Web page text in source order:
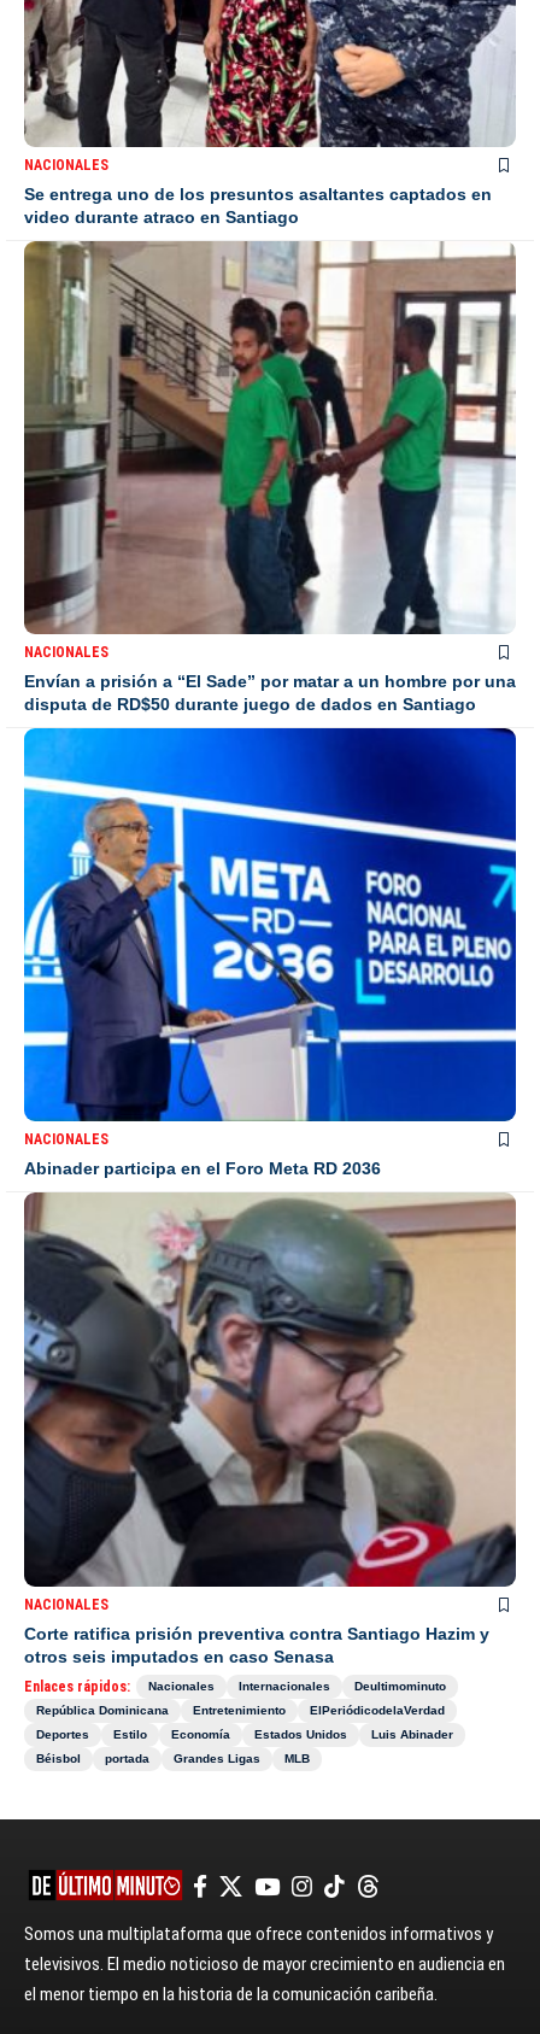
NACIONALES
Se entrega uno de los presuntos asaltantes captados en
video durante atraco en Santiago
NACIONALES
Envían a prisión a “El Sade” por matar a un hombre por una
disputa de RD$50 durante juego de dados en Santiago
NACIONALES
Abinader participa en el Foro Meta RD 2036
NACIONALES
Corte ratifica prisión preventiva contra Santiago Hazim y
otros seis imputados en caso Senasa
Enlaces rápidos: Nacionales Internacionales
Deultimominuto
República Dominicana
Entretenimiento
ElPeriódicodelaVerdad
Deportes
Estilo Economía Estados Unidos
Luis Abinader
Béisbol
portada Grandes Ligas MLB
Somos una multiplataforma que ofrece contenidos informativos y
televisivos. El medio noticioso de mayor crecimiento en audiencia en
el menor tiempo en la historia de la comunicación caribeña.